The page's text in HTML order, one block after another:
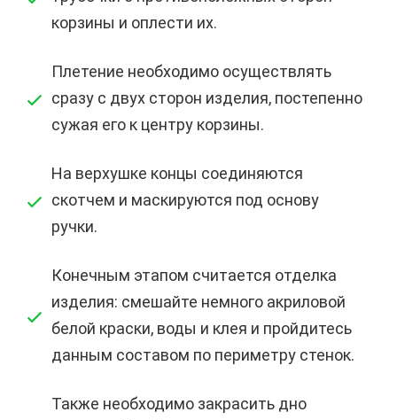
корзины и оплести их.
Плетение необходимо осуществлять
сразу с двух сторон изделия, постепенно
сужая его к центру корзины.
На верхушке концы соединяются
скотчем и маскируются под основу
ручки.
Конечным этапом считается отделка
изделия: смешайте немного акриловой
белой краски, воды и клея и пройдитесь
данным составом по периметру стенок.
Также необходимо закрасить дно